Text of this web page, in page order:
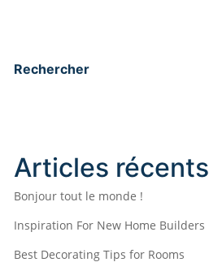
Rechercher
Articles récents
Bonjour tout le monde !
Inspiration For New Home Builders
Best Decorating Tips for Rooms